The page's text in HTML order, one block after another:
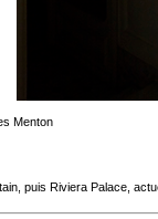
Menton
puis Riviera Palace,